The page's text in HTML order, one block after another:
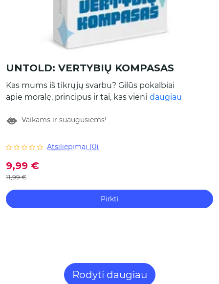
UNTOLD: VERTYBIŲ KOMPASAS
Kas mums iš tikrųjų svarbu? Gilūs pokalbiai
apie moralę, principus ir tai, kas vienija šeimą
Viduje rasite 50 kortelių su klausimais, kurie
etines vertybes. Tinka: rimtesniems
principus, kurie formuoja šeimos pagrindą.
daugiau
Vaikams ir suaugusiems!
Atsiliepimai (0)
9,99 €
11,99 €
Pirkti
Rodyti daugiau